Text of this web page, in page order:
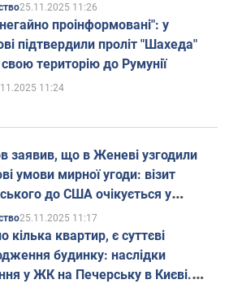
25.11.2025 11:26
проінформовані": у
підтвердили проліт "Шахеда"
територію до Румунії
11:24
заявив, що в Женеві узгодили
умови мирної угоди: візит
до США очікується у
25.11.2025 11:17
кілька квартир, є суттєві
будинку: наслідки
у ЖК на Печерську в Києві.